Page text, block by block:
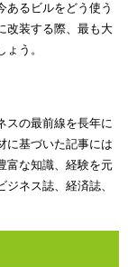
あるビルをどう使う
改装する際、最も大
う。
スの最前線を長年に
に基づいた記事には
富な知識、経験を元
ネス誌、経済誌、